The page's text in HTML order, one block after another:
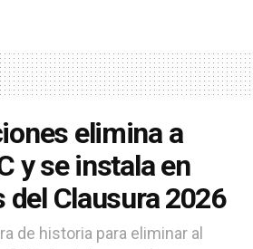
elimina a
y se instala en
Clausura 2026
de historia para eliminar al